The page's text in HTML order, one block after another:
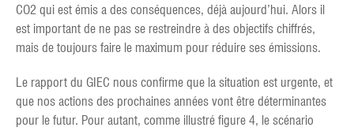
CO2 qui est émis a des conséquences, déjà aujourd’hui. Alors il
est important de ne pas se restreindre à des objectifs chiffrés,
mais de toujours faire le maximum pour réduire ses émissions.
Le rapport du GIEC nous confirme que la situation est urgente, et
que nos actions des prochaines années vont être déterminantes
pour le futur. Pour autant, comme illustré figure 4, le scénario